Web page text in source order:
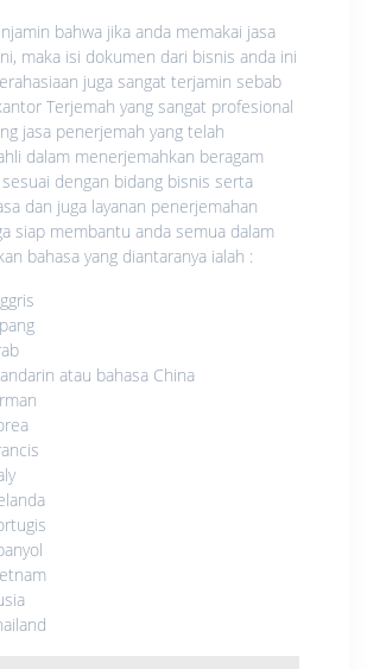
bahwa jika anda memakai jasa
maka isi dokumen dari bisnis anda ini
juga sangat terjamin sebab
Terjemah yang sangat profesional
jasa penerjemah yang telah
dalam menerjemahkan beragam
dengan bidang bisnis serta
dan juga layanan penerjemahan
siap membantu anda semua dalam
bahasa yang diantaranya ialah :
atau bahasa China